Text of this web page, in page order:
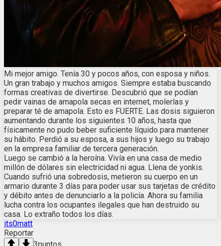
Mi mejor amigo. Tenía 30 y pocos años, con esposa y niños.
Un gran trabajo y muchos amigos. Siempre estaba buscando
formas creativas de divertirse. Descubrió que se podían
pedir vainas de amapola secas en internet, molerlas y
preparar té de amapola. Esto es FUERTE. Las dosis siguieron
aumentando durante los siguientes 10 años, hasta que
físicamente no pudo beber suficiente líquido para mantener
su hábito. Perdió a su esposa, a sus hijos y luego su trabajo
en la empresa familiar de tercera generación.
Luego se cambió a la heroína. Vivía en una casa de medio
millón de dólares sin electricidad ni agua. Llena de yonkis.
Cuando sufrió una sobredosis, metieron su cuerpo en un
armario durante 3 días para poder usar sus tarjetas de crédito
y débito antes de denunciarlo a la policía. Ahora su familia
lucha contra los ocupantes ilegales que han destruido su
casa. Lo extraño todos los días.
its0matt
Reportar